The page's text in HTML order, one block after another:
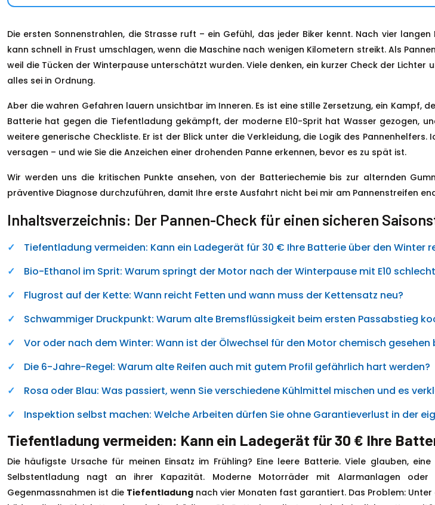
Die ersten Sonnenstrahlen, die Strasse ruft – ein Gefühl, das jeder Biker kennt. Nach vier
kann schnell in Frust umschlagen, wenn die Maschine nach wenigen Kilometern streikt. Als
weil die Tücken der Winterpause unterschätzt wurden. Viele denken, ein kurzer Check der
alles sei in Ordnung.
Aber die wahren Gefahren lauern unsichtbar im Inneren. Es ist eine stille Zersetzung, ein Kampf,
Batterie hat gegen die Tiefentladung gekämpft, der moderne E10-Sprit hat Wasser gezogen,
weitere generische Checkliste. Er ist der Blick unter die Verkleidung, die Logik des
versagen – und wie Sie die Anzeichen einer drohenden Panne erkennen, bevor es zu spät ist.
Wir werden uns die kritischen Punkte ansehen, von der Batteriechemie bis zur alternden
präventive Diagnose durchzuführen, damit Ihre erste Ausfahrt nicht bei mir am Pannenstreifen
Inhaltsverzeichnis: Der Pannen-Check für einen sicheren
Tiefentladung vermeiden: Kann ein Ladegerät für 30 € Ihre Batterie über den Winter
Bio-Ethanol im Sprit: Warum springt der Motor nach der Winterpause mit E10
Flugrost auf der Kette: Wann reicht Fetten und wann muss der Kettensatz neu?
Schwammiger Druckpunkt: Warum alte Bremsflüssigkeit beim ersten Passabstieg
Vor oder nach dem Winter: Wann ist der Ölwechsel für den Motor chemisch gesehen
Die 6-Jahre-Regel: Warum alte Reifen auch mit gutem Profil gefährlich hart werden?
Rosa oder Blau: Was passiert, wenn Sie verschiedene Kühlmittel mischen und es
Inspektion selbst machen: Welche Arbeiten dürfen Sie ohne Garantieverlust in der
Tiefentladung vermeiden: Kann ein Ladegerät für 30 € Ihre
Die häufigste Ursache für meinen Einsatz im Frühling? Eine leere Batterie. Viele glauben,
Selbstentladung nagt an ihrer Kapazität. Moderne Motorräder mit Alarmanlagen oder
Gegenmassnahmen ist die Tiefentladung nach vier Monaten fast garantiert. Das Problem: